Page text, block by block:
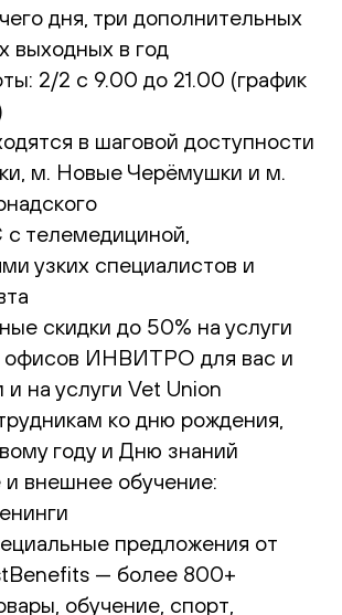
дня, три дополнительных
выходных в год
2/2 с 9.00 до 21.00 (график
в шаговой доступности
м. Новые Черёмушки и м.
телемедициной,
узких специалистов и
скидки до 50% на услуги
офисов ИНВИТРО для вас и
на услуги Vet Union
ко дню рождения,
году и Дню знаний
и внешнее обучение:
предложения от
— более 800+
обучение, спорт,